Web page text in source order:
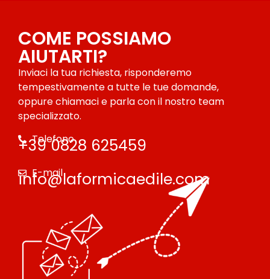
COME POSSIAMO
AIUTARTI?
Inviaci la tua richiesta, risponderemo
tempestivamente a tutte le tue domande,
oppure chiamaci e parla con il nostro team
specializzato.
Telefono
+39 0828 625459
E-mail
info@laformicaedile.com